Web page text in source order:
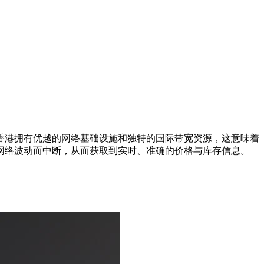
拥有优越的网络基础设施和独特的国际带宽资源，这意味着
波动而中断，从而获取到实时、准确的价格与库存信息。